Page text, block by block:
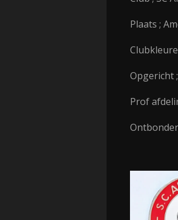
Plaats ;
Opgericht
Prof